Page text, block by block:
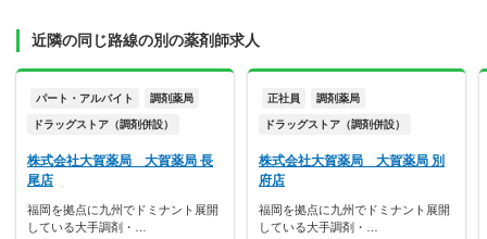
近隣の同じ路線の別の薬剤師求人
パート・アルバイト 調剤薬局
ドラッグストア（調剤併設）
株式会社大賀薬局 大賀薬局 長
尾店
福岡を拠点に九州でドミナント展開
している大手調剤・…
正社員 調剤薬局
ドラッグストア（調剤併設）
株式会社大賀薬局 大賀薬局 別
府店
福岡を拠点に九州でドミナント展開
している大手調剤・…